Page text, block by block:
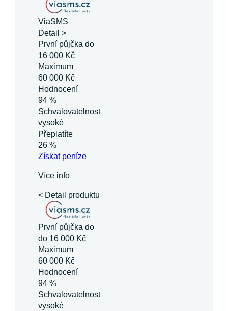
ViaSMS
Detail >
První půjčka do
16 000 Kč
Maximum
60 000 Kč
Hodnocení
94 %
Schvalovatelnost
vysoké
Přeplatíte
26 %
Získatpeníze
Více info
< Detail produktu
První půjčka do
do 16 000 Kč
Maximum
60 000 Kč
Hodnocení
94 %
Schvalovatelnost
vysoké